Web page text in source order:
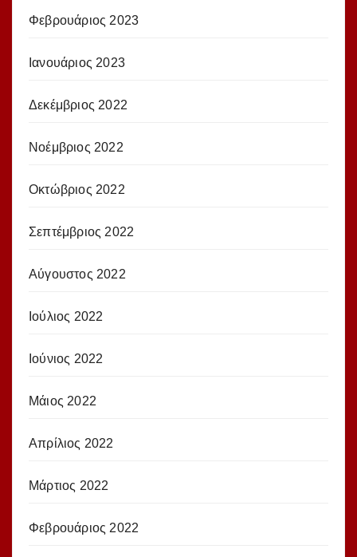
Φεβρουάριος 2023
Ιανουάριος 2023
Δεκέμβριος 2022
Νοέμβριος 2022
Οκτώβριος 2022
Σεπτέμβριος 2022
Αύγουστος 2022
Ιούλιος 2022
Ιούνιος 2022
Μάιος 2022
Απρίλιος 2022
Μάρτιος 2022
Φεβρουάριος 2022